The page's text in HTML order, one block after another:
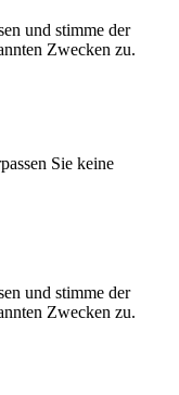
und stimme der
Zwecken zu.
Sie keine
und stimme der
Zwecken zu.